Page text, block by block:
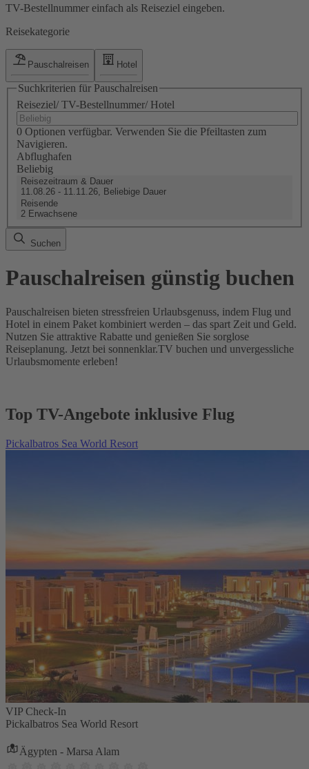
TV-Bestellnummer einfach als Reiseziel eingeben.
Reisekategorie
Pauschalreisen Hotel
Suchkriterien für Pauschalreisen
Reiseziel/ TV-Bestellnummer/ Hotel
0 Optionen verfügbar. Verwenden Sie die Pfeiltasten zum
Navigieren.
Abflughafen
Beliebig
Reisezeitraum & Dauer
11.08.26 - 11.11.26, Beliebige Dauer
Reisende
2 Erwachsene
Suchen
Pauschalreisen günstig buchen
Pauschalreisen bieten stressfreien Urlaubsgenuss, indem Flug und
Hotel in einem Paket kombiniert werden – das spart Zeit und Geld.
Nutzen Sie attraktive Rabatte und genießen Sie sorglose
Reiseplanung. Jetzt bei sonnenklar.TV buchen und unvergessliche
Urlaubsmomente erleben!
Top TV-Angebote inklusive Flug
Pickalbatros Sea World Resort
VIP Check-In
Pickalbatros Sea World Resort
Ägypten - Marsa Alam